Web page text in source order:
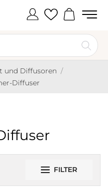
und Diffusoren
Diffuser
FILTER